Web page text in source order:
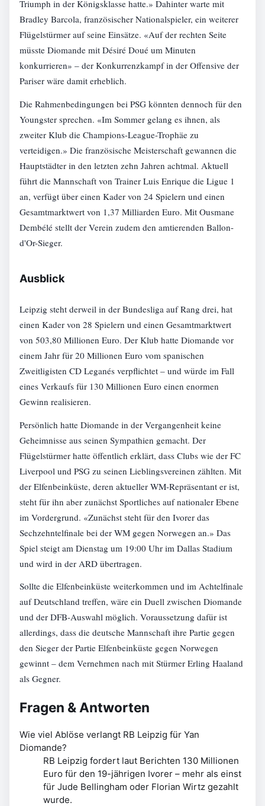
Triumph in der Königsklasse hatte.» Dahinter warte mit
Bradley Barcola, französischer Nationalspieler, ein weiterer
Flügelstürmer auf seine Einsätze. «Auf der rechten Seite
müsste Diomande mit Désiré Doué um Minuten
konkurrieren» – der Konkurrenzkampf in der Offensive der
Pariser wäre damit erheblich.
Die Rahmenbedingungen bei PSG könnten dennoch für den
Youngster sprechen. «Im Sommer gelang es ihnen, als
zweiter Klub die Champions-League-Trophäe zu
verteidigen.» Die französische Meisterschaft gewannen die
Hauptstädter in den letzten zehn Jahren achtmal. Aktuell
führt die Mannschaft von Trainer Luis Enrique die Ligue 1
an, verfügt über einen Kader von 24 Spielern und einen
Gesamtmarktwert von 1,37 Milliarden Euro. Mit Ousmane
Dembélé stellt der Verein zudem den amtierenden Ballon-
d'Or-Sieger.
Ausblick
Leipzig steht derweil in der Bundesliga auf Rang drei, hat
einen Kader von 28 Spielern und einen Gesamtmarktwert
von 503,80 Millionen Euro. Der Klub hatte Diomande vor
einem Jahr für 20 Millionen Euro vom spanischen
Zweitligisten CD Leganés verpflichtet – und würde im Fall
eines Verkaufs für 130 Millionen Euro einen enormen
Gewinn realisieren.
Persönlich hatte Diomande in der Vergangenheit keine
Geheimnisse aus seinen Sympathien gemacht. Der
Flügelstürmer hatte öffentlich erklärt, dass Clubs wie der FC
Liverpool und PSG zu seinen Lieblingsvereinen zählten. Mit
der Elfenbeinküste, deren aktueller WM-Repräsentant er ist,
steht für ihn aber zunächst Sportliches auf nationaler Ebene
im Vordergrund. «Zunächst steht für den Ivorer das
Sechzehntelfinale bei der WM gegen Norwegen an.» Das
Spiel steigt am Dienstag um 19:00 Uhr im Dallas Stadium
und wird in der ARD übertragen.
Sollte die Elfenbeinküste weiterkommen und im Achtelfinale
auf Deutschland treffen, wäre ein Duell zwischen Diomande
und der DFB-Auswahl möglich. Voraussetzung dafür ist
allerdings, dass die deutsche Mannschaft ihre Partie gegen
den Sieger der Partie Elfenbeinküste gegen Norwegen
gewinnt – dem Vernehmen nach mit Stürmer Erling Haaland
als Gegner.
Fragen & Antworten
Wie viel Ablöse verlangt RB Leipzig für Yan
Diomande?
RB Leipzig fordert laut Berichten 130 Millionen
Euro für den 19-jährigen Ivorer – mehr als einst
für Jude Bellingham oder Florian Wirtz gezahlt
wurde.